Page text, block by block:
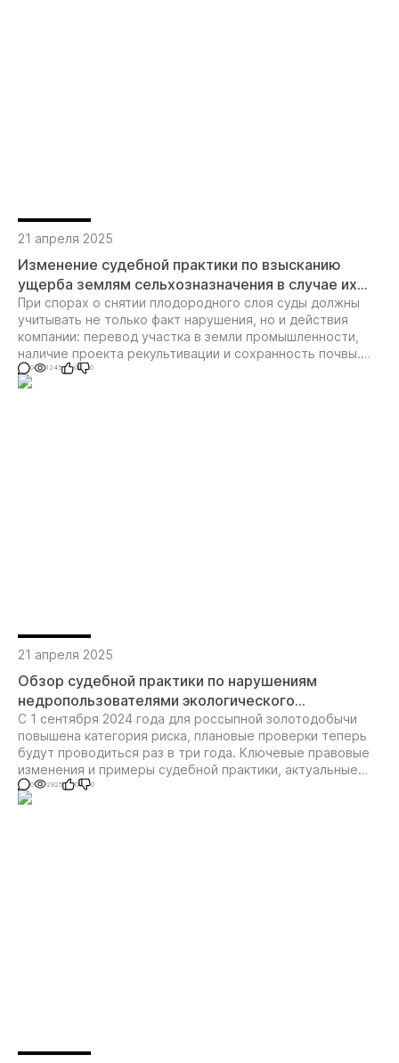
21 апреля 2025
Изменение судебной практики по взысканию
ущерба землям сельхозназначения в случае их
перевода недропользователями в земли
промышленности
При спорах о снятии плодородного слоя суды должны
учитывать не только факт нарушения, но и действия
компании: перевод участка в земли промышленности,
наличие проекта рекультивации и сохранность почвы.
Постановление КС РФ № 56-П формирует новый вектор
судебной практики.
0 1245 0 0
21 апреля 2025
Обзор судебной практики по нарушениям
недропользователями экологического
законодательства и законодательства об охране
окружающей среды
С 1 сентября 2024 года для россыпной золотодобычи
повышена категория риска, плановые проверки теперь
будут проводиться раз в три года. Ключевые правовые
изменения и примеры судебной практики, актуальные
для недропользователей.
0 2925 0 0